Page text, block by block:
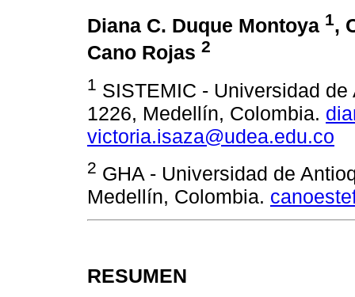
Diana C. Duque Montoya 1,
Cano Rojas 2
1 SISTEMIC - Universidad
1226, Medellín, Colombia.
victoria.isaza@udea.edu.co
2 GHA - Universidad de
Medellín, Colombia.
RESUMEN